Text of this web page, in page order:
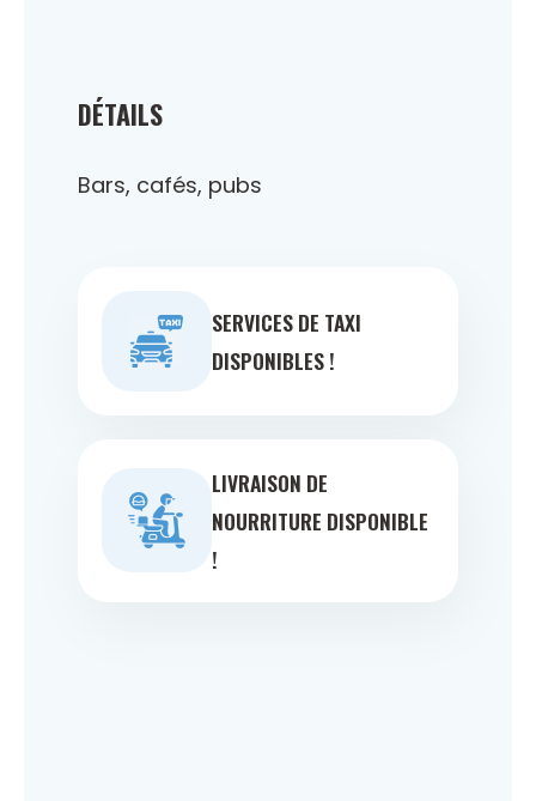
DÉTAILS
Bars, cafés, pubs
SERVICES DE TAXI
DISPONIBLES !
LIVRAISON DE
NOURRITURE DISPONIBLE
!